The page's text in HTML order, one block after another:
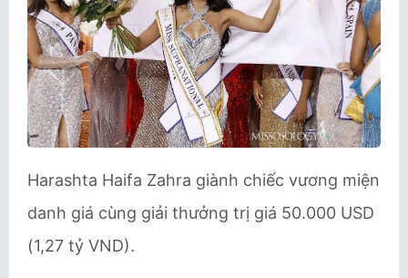
Harashta Haifa Zahra giành chiếc vương miện
danh giá cùng giải thưởng trị giá 50.000 USD
(1,27 tỷ VND).